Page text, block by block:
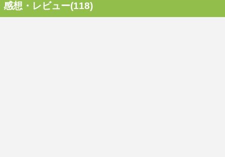
感想・レビュー(118)